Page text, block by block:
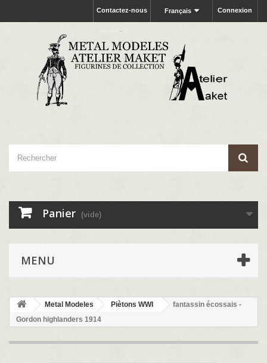
Connexion
Français
Contactez-nous
Panier (vide)
MENU
Metal Modeles Piètons WWI
fantassin écossais -
Gordon highlanders 1914